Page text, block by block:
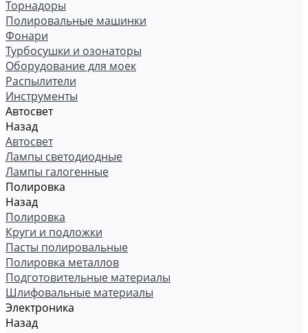
Торнадоры
Полировальные машинки
Фонари
Турбосушки и озонаторы
Оборудование для моек
Распылители
Инструменты
Автосвет
Назад
Автосвет
Лампы светодиодные
Лампы галогенные
Полировка
Назад
Полировка
Круги и подложки
Пасты полировальные
Полировка металлов
Подготовительные материалы
Шлифовальные материалы
Электроника
Назад